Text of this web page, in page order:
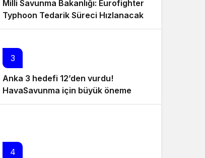
Milli Savunma Bakanlığı: Eurofighter
Typhoon Tedarik Süreci Hızlanacak
3
Anka 3 hedefi 12’den vurdu!
HavaSavunma için büyük öneme
sahip olan Anka 3 nedir?
4